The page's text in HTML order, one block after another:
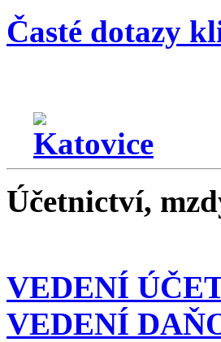
Časté dotazy
Účetnictví,
VEDENÍ
VEDENÍ